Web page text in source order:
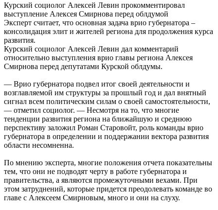
Курский социолог Алексей Левин прокомментировал
выступление Алексея Смирнова перед облдумой
Эксперт считает, что основная задача врио губернатора –
консолидация элит и жителей региона для продолжения курса
развития.
Курский социолог Алексей Левин дал комментарий
относительно выступления врио главы региона Алексея
Смирнова перед депутатами Курской облдумы.
— Врио губернатора подвел итог своей деятельности и
возглавляемой им структуры за прошлый год и дал внятный
сигнал всем политическим силам о своей самостоятельности,
— отметил социолог. — Несмотря на то, что многие
тенденции развития региона на ближайшую и среднюю
перспективу заложил Роман Старовойт, роль команды врио
губернатора в определении и поддержании вектора развития
области несомненна.
По мнению эксперта, многие положения отчета показательны
тем, что они не подводят черту в работе губернатора и
правительства, а являются промежуточными вехами. При
этом затруднений, которые придется преодолевать команде во
главе с Алексеем Смирновым, много и они на слуху.